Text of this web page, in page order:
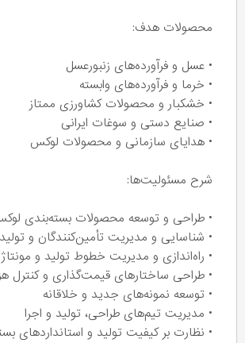
محصولات هدف:
• عسل و فرآورده‌های زنبورعسل
• خرما و فرآورده‌های وابسته
• خشکبار و محصولات کشاورزی ممتاز
• صنایع دستی و سوغات ایرانی
• هدایای سازمانی و محصولات لوکس
شرح مسئولیت‌ها:
• طراحی و توسعه محصولات بسته‌بندی
• شناسایی و مدیریت تأمین‌کنندگان و
• راه‌اندازی و مدیریت خطوط تولید و
• طراحی ساختارهای قیمت‌گذاری و کنترل
• توسعه نمونه‌های جدید و خلاقانه
• مدیریت تیم‌های طراحی، تولید و اجرا
• نظارت بر کیفیت تولید و استانداردهای